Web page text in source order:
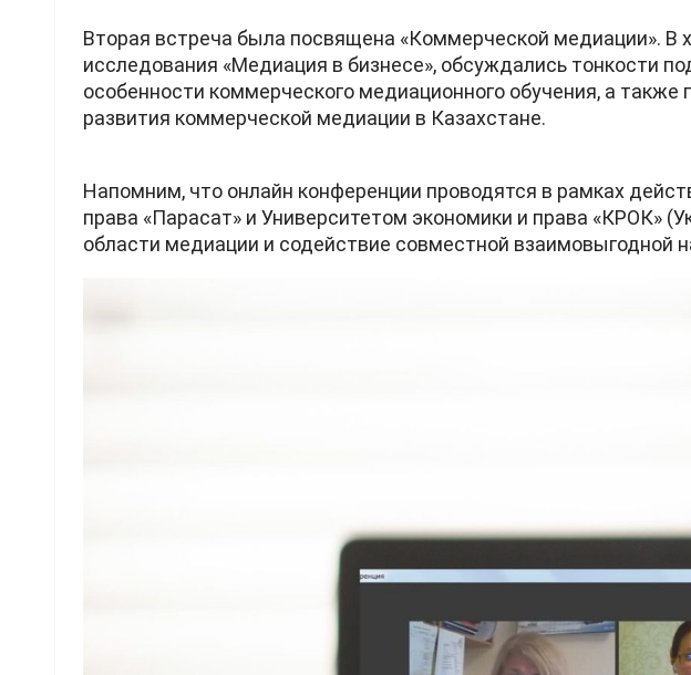
Вторая встреча была посвящена «Коммерческой медиации».
исследования «Медиация в бизнесе», обсуждались тонкости
особенности коммерческого медиационного обучения, а также
развития коммерческой медиации в Казахстане.
Напомним, что онлайн конференции проводятся в рамках
права «Парасат» и Университетом экономики и права «КРОК»
области медиации и содействие совместной взаимовыгодной